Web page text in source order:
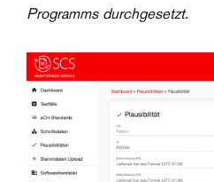
Programms durchgesetzt.